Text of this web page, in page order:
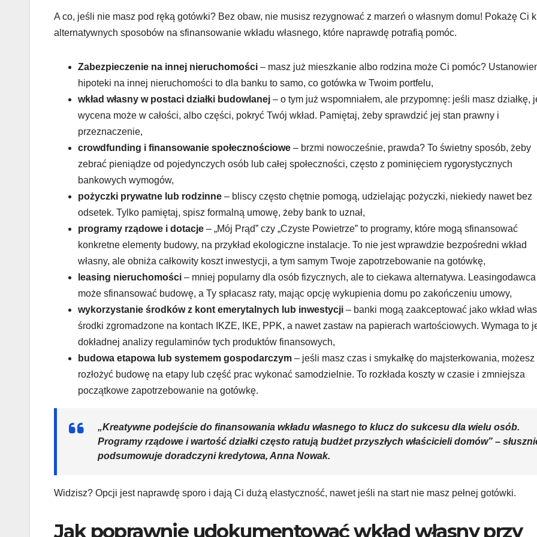
A co, jeśli nie masz pod ręką gotówki? Bez obaw, nie musisz rezygnować z marzeń o własnym domu! Pokażę Ci
alternatywnych sposobów na sfinansowanie wkładu własnego, które naprawdę potrafią pomóc.
Zabezpieczenie na innej nieruchomości – masz już mieszkanie albo rodzina może Ci pomóc?
hipoteki na innej nieruchomości to dla banku to samo, co gotówka w Twoim portfelu,
wkład własny w postaci działki budowlanej – o tym już wspomniałem, ale przypomnę: jeśli masz działkę,
wycena może w całości, albo części, pokryć Twój wkład. Pamiętaj, żeby sprawdzić jej stan prawny i
przeznaczenie,
crowdfunding i finansowanie społecznościowe – brzmi nowocześnie, prawda? To świetny sposób, żeby
zebrać pieniądze od pojedynczych osób lub całej społeczności, często z pominięciem rygorystycznych
bankowych wymogów,
pożyczki prywatne lub rodzinne – bliscy często chętnie pomogą, udzielając pożyczki, niekiedy nawet bez
odsetek. Tylko pamiętaj, spisz formalną umowę, żeby bank to uznał,
programy rządowe i dotacje – „Mój Prąd” czy „Czyste Powietrze” to programy, które mogą sfinansować
konkretne elementy budowy, na przykład ekologiczne instalacje. To nie jest wprawdzie bezpośredni wkład
własny, ale obniża całkowity koszt inwestycji, a tym samym Twoje zapotrzebowanie na gotówkę,
leasing nieruchomości – mniej popularny dla osób fizycznych, ale to ciekawa alternatywa. Leasingodawca
może sfinansować budowę, a Ty spłacasz raty, mając opcję wykupienia domu po zakończeniu umowy,
wykorzystanie środków z kont emerytalnych lub inwestycji – banki mogą zaakceptować jako wkład
środki zgromadzone na kontach IKZE, IKE, PPK, a nawet zastaw na papierach wartościowych. Wymaga to
dokładnej analizy regulaminów tych produktów finansowych,
budowa etapowa lub systemem gospodarczym – jeśli masz czas i smykałkę do majsterkowania, możesz
rozłożyć budowę na etapy lub część prac wykonać samodzielnie. To rozkłada koszty w czasie i zmniejsza
początkowe zapotrzebowanie na gotówkę.
„Kreatywne podejście do finansowania wkładu własnego to klucz do sukcesu dla wielu osób.
Programy rządowe i wartość działki często ratują budżet przyszłych właścicieli domów” –
podsumowuje doradczyni kredytowa, Anna Nowak.
Widzisz? Opcji jest naprawdę sporo i dają Ci dużą elastyczność, nawet jeśli na start nie masz pełnej gotówki.
Jak poprawnie udokumentować wkład własny przy